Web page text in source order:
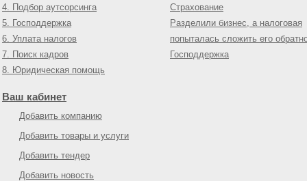
4. Подбор аутсорсинга
5. Господдержка
6. Уплата налогов
7. Поиск кадров
8. Юридическая помощь
Страхование
Разделили бизнес, а налоговая
попыталась сложить его
Господдержка
Ваш кабинет
Добавить компанию
Добавить товары и услуги
Добавить тендер
Добавить новость